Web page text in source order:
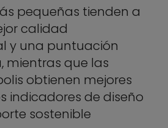
pequeñas tienden a
calidad
y una puntuación
mientras que las
obtienen mejores
indicadores de diseño
sostenible